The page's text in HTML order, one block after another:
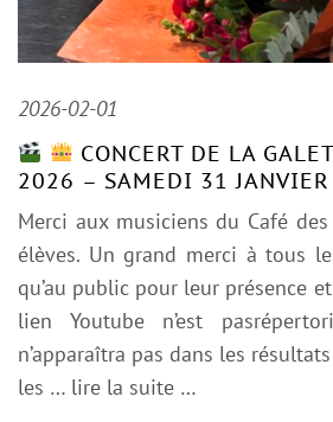
2026-02-01
CONCERT DE LA
2026 – SAMEDI 31 JANVIER
Merci aux musiciens du Café
élèves. Un grand merci à tous
qu’au public pour leur présence
lien Youtube n’est
n’apparaîtra pas dans les
les … lire la suite …